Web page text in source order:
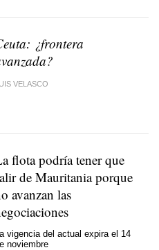
¿frontera
VELASCO
flota podría tener que
de Mauritania porque
avanzan las
vigencia del actual expira el 14
noviembre